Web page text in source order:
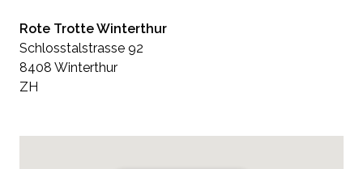
Rote Trotte Winterthur
Schlosstalstrasse 92
8408 Winterthur
ZH